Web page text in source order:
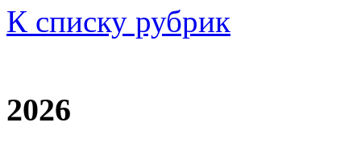
К списку рубрик
2026